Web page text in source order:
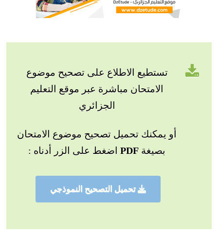
تستطيع الاطلاع على تصحيح موضوع
الامتحان مباشرة عبر موقع التعليم
الجزائري
أو يمكنك تحميل تصحيح موضوع الامتحان
بصيغة PDF اضغط على الزر أدناه :
تحميل التصحيح النموذجي